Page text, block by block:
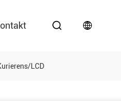
LCD